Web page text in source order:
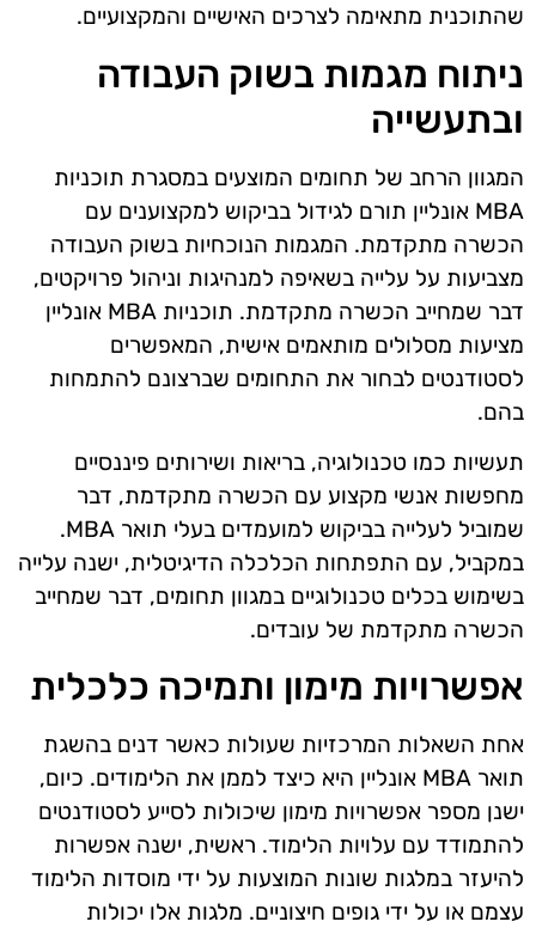
שהתוכנית מתאימה לצרכים האישיים והמקצועיים.
ניתוח מגמות בשוק העבודה
ובתעשייה
המגוון הרחב של תחומים המוצעים במסגרת תוכניות
MBA אונליין תורם לגידול בביקוש למקצוענים עם
הכשרה מתקדמת. המגמות הנוכחיות בשוק העבודה
מצביעות על עלייה בשאיפה למנהיגות וניהול פרויקטים,
דבר שמחייב הכשרה מתקדמת. תוכניות MBA אונליין
מציעות מסלולים מותאמים אישית, המאפשרים
לסטודנטים לבחור את התחומים שברצונם להתמחות
בהם.
תעשיות כמו טכנולוגיה, בריאות ושירותים פיננסיים
מחפשות אנשי מקצוע עם הכשרה מתקדמת, דבר
שמוביל לעלייה בביקוש למועמדים בעלי תואר MBA.
במקביל, עם התפתחות הכלכלה הדיגיטלית, ישנה עלייה
בשימוש בכלים טכנולוגיים במגוון תחומים, דבר שמחייב
הכשרה מתקדמת של עובדים.
אפשרויות מימון ותמיכה כלכלית
אחת השאלות המרכזיות שעולות כאשר דנים בהשגת
תואר MBA אונליין היא כיצד לממן את הלימודים. כיום,
ישנן מספר אפשרויות מימון שיכולות לסייע לסטודנטים
להתמודד עם עלויות הלימוד. ראשית, ישנה אפשרות
להיעזר במלגות שונות המוצעות על ידי מוסדות הלימוד
עצמם או על ידי גופים חיצוניים. מלגות אלו יכולות